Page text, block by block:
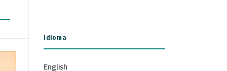
Idioma
English